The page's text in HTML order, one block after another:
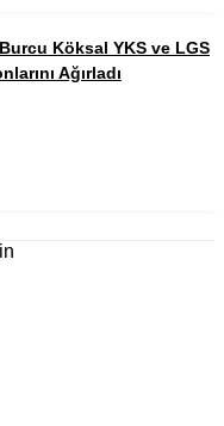
Köksal YKS ve LGS
Ağırladı